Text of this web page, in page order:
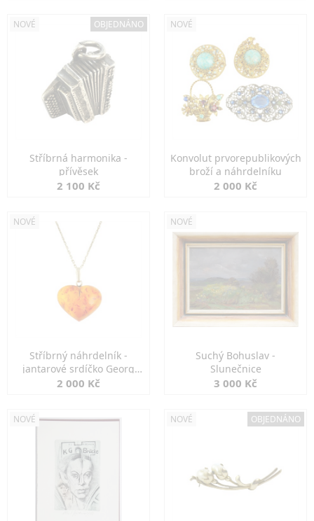
NOVÉ OBJEDNÁNO
Stříbrná harmonika -
přívěsek
2 100 Kč
NOVÉ
Konvolut prvorepublikových
broží a náhrdelníku
2 000 Kč
NOVÉ
Stříbrný náhrdelník -
jantarové srdíčko Georg
Kramer
2 000 Kč
NOVÉ
Suchý Bohuslav -
Slunečnice
3 000 Kč
NOVÉ NOVÉ OBJEDNÁNO